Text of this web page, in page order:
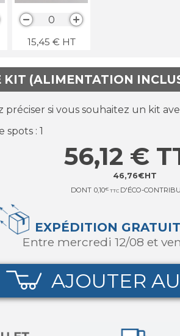
0
15,45 € HT
KIT (ALIMENTATION
préciser si vous souhaitez un kit
spots 1
46,76€HT
56,12 €
DONT 0,10€ TTC D'ÉCO-
EXPÉDITION
entre mercredi 12/08 et
AJOUTER